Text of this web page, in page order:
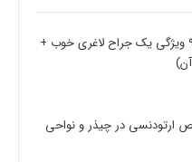
بهترین جراح لاغری (9 ویژگی یک جراح لاغری خوب +
ارتودنسی در چیذر و نواحی